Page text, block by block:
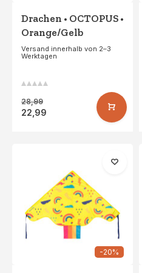
Drachen • OCTOPUS •
Orange/Gelb
Versand innerhalb von 2–3
Werktagen
28,99
22,99
-20%